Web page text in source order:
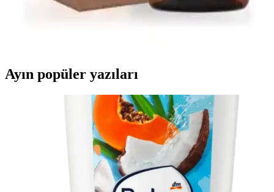
Arifoğlu Hint Yağı, %100 doğal, soğuk sıkım bitkisel içerik ile cilt
Ayın popüler yazıları